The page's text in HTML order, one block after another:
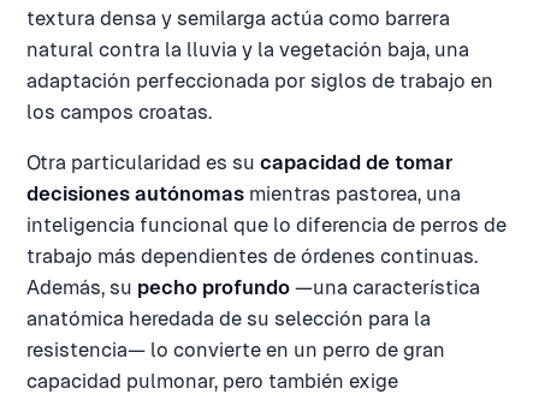
textura densa y semilarga actúa como barrera
natural contra la lluvia y la vegetación baja, una
adaptación perfeccionada por siglos de trabajo en
los campos croatas.
Otra particularidad es su capacidad de tomar
decisiones autónomas mientras pastorea, una
inteligencia funcional que lo diferencia de perros de
trabajo más dependientes de órdenes continuas.
Además, su pecho profundo —una característica
anatómica heredada de su selección para la
resistencia— lo convierte en un perro de gran
capacidad pulmonar, pero también exige